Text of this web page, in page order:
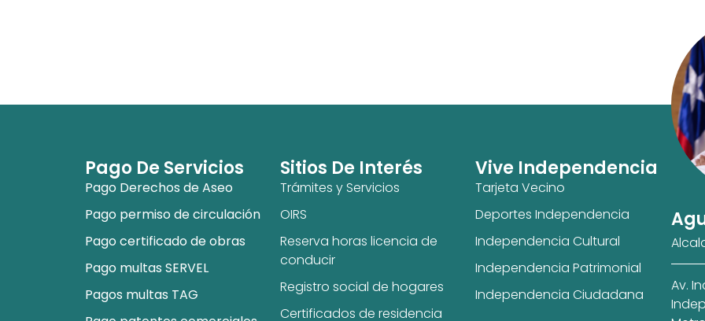
Pago De Servicios
Pago Derechos de Aseo
Pago permiso de circulación
Pago certificado de obras
Pago multas SERVEL
Pagos multas TAG
Sitios De Interés
Trámites y Servicios
OIRS
Reserva horas licencia de
conducir
Registro social de hogares
Certificados de residencia
Vive Independencia
Tarjeta Vecino
Deportes Independencia
Independencia Cultural
Independencia Patrimonial
Independencia Ciudadana
Av.